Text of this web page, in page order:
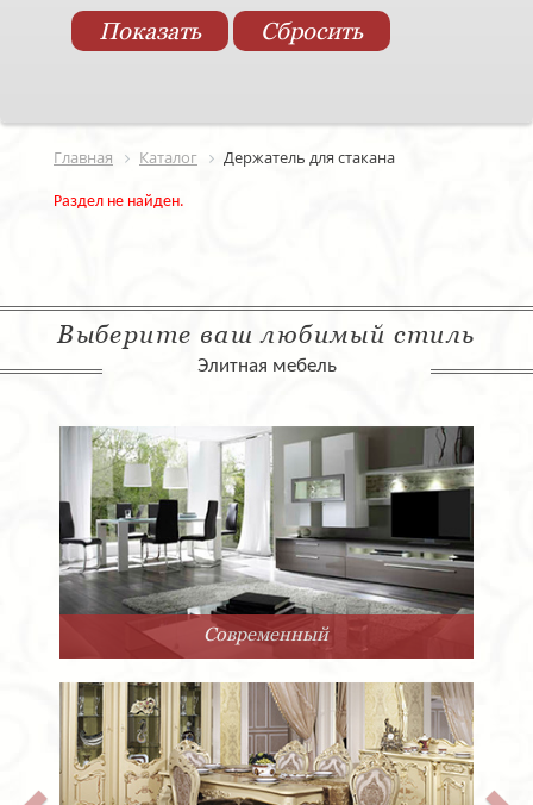
Главная Каталог Держатель для стакана
Раздел не найден.
Выберите ваш любимый стиль
Элитная мебель
Современный